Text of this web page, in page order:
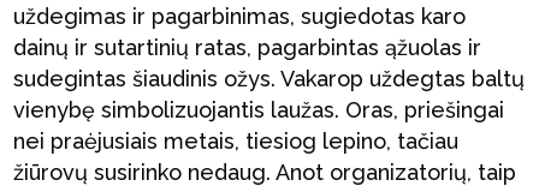
uždegimas ir pagarbinimas, sugiedotas karo
dainų ir sutartinių ratas, pagarbintas ąžuolas ir
sudegintas šiaudinis ožys. Vakarop uždegtas baltų
vienybę simbolizuojantis laužas. Oras, priešingai
nei praėjusiais metais, tiesiog lepino, tačiau
žiūrovų susirinko nedaug. Anot organizatorių, taip